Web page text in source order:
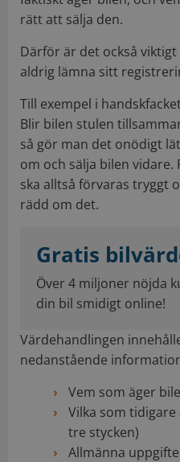
rätt att sälja den.
Därför är det också
aldrig lämna sitt
Till exempel i
Blir bilen stulen
så gör man det onödigt
om och sälja bilen vidare.
ska alltså förvaras tryggt
rädd om det.
Gratis
Över 4 miljoner nöjda
din bil smidigt online!
Värdehandlingen
nedanstående
Vem som äger
Vilka som
tre stycken)
Allmänna